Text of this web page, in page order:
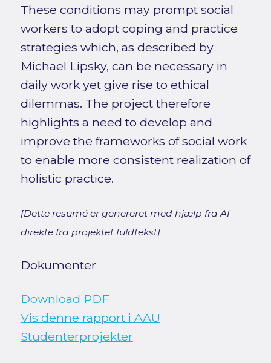
These conditions may prompt social
workers to adopt coping and practice
strategies which, as described by
Michael Lipsky, can be necessary in
daily work yet give rise to ethical
dilemmas. The project therefore
highlights a need to develop and
improve the frameworks of social work
to enable more consistent realization of
holistic practice.
[Dette resumé er genereret med hjælp fra AI
direkte fra projektet fuldtekst]
Dokumenter
Download PDF
Vis denne rapport i AAU
Studenterprojekter